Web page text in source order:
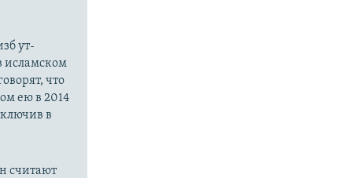
ут-
исламском
что
ею в 2014
в
считают